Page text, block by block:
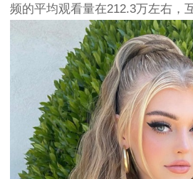
频的平均观看量在212.3万左右，